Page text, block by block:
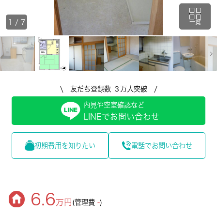
一覧
1 / 7
\ 友だち登録数 ３万人突破 /
内見や空室確認など
LINEでお問い合わせ
初期費用を知りたい 電話でお問い合わせ
6.6万円 (管理費-)